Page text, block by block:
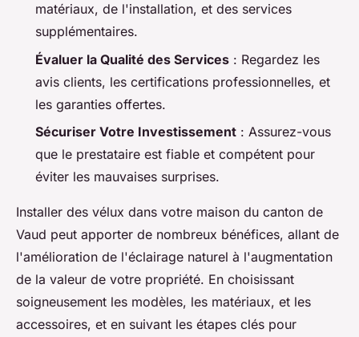
matériaux, de l'installation, et des services
supplémentaires.
Évaluer la Qualité des Services : Regardez les
avis clients, les certifications professionnelles, et
les garanties offertes.
Sécuriser Votre Investissement : Assurez-vous
que le prestataire est fiable et compétent pour
éviter les mauvaises surprises.
Installer des vélux dans votre maison du canton de
Vaud peut apporter de nombreux bénéfices, allant de
l'amélioration de l'éclairage naturel à l'augmentation
de la valeur de votre propriété. En choisissant
soigneusement les modèles, les matériaux, et les
accessoires, et en suivant les étapes clés pour